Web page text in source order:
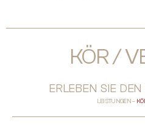
KÖR /
ERLEBEN SIE
LEISTUNGEN –